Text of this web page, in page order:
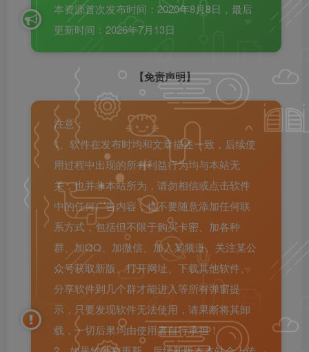
本资源首次发布时间：2020年8月8日，最后
更新时间：2026年7月13日
【免责声明】
注意：
1、软件在发布时均和文章描述一致，后续使
用过程中出现的所有利益行为均与本站无
关，也并非本站所为，请勿相信或点击软件
中的任何广告内容，也不要随意添加任何联
系方式，包括但不限于购买卡密、加各种
群、加QQ、加微信、加入某频道、关注某公
众号获取新版、打开网址、下载其他软件、
分享软件到几个群才能进入等所有弹窗提
示，只要发现软件无法使用，请果断将其卸
载，一切后果均由使用者自行承担！